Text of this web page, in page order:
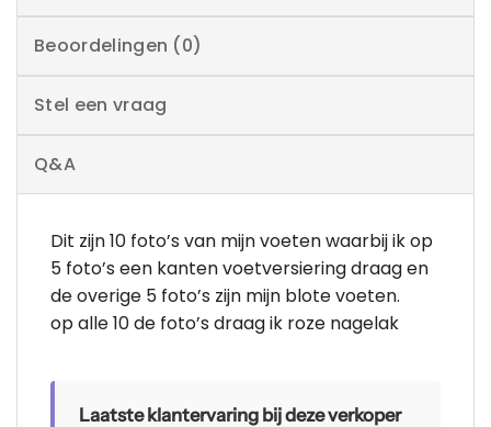
Beoordelingen (0)
Stel een vraag
Q&A
Dit zijn 10 foto’s van mijn voeten waarbij ik op
5 foto’s een kanten voetversiering draag en
de overige 5 foto’s zijn mijn blote voeten.
op alle 10 de foto’s draag ik roze nagelak
Laatste klantervaring bij deze verkoper